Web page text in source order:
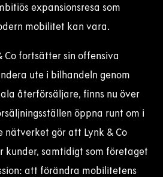
expansionsresa som
mobilitet kan vara.
fortsätter sin offensiva
ute i bilhandeln genom
återförsäljare, finns nu över
öppna runt om i
nätverket gör att Lynk & Co
kunder, samtidigt som företaget
att förändra mobilitetens